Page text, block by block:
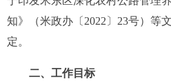
知》（米政办〔2022〕23号）等
定。
二、工作目标